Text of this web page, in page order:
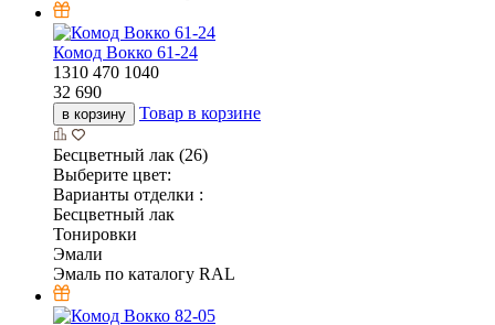
Комод Вокко 61-24
1310 470 1040
32 690
в корзину Товар в корзине
Бесцветный лак (26)
Выберите цвет:
Варианты отделки :
Бесцветный лак
Тонировки
Эмали
Эмаль по каталогу RAL